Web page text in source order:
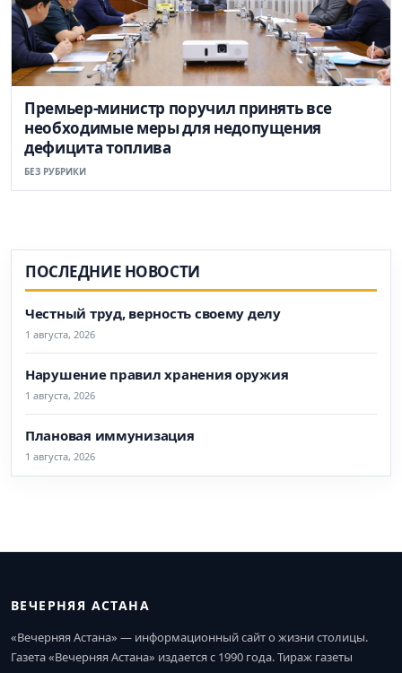
Премьер-министр поручил принять все
необходимые меры для недопущения
дефицита топлива
БЕЗ РУБРИКИ
ПОСЛЕДНИЕ НОВОСТИ
Честный труд, верность своему делу
1 августа, 2026
Нарушение правил хранения оружия
1 августа, 2026
Плановая иммунизация
1 августа, 2026
ВЕЧЕРНЯЯ АСТАНА
«Вечерняя Астана» — информационный сайт о жизни столицы.
Газета «Вечерняя Астана» издается с 1990 года. Тираж газеты